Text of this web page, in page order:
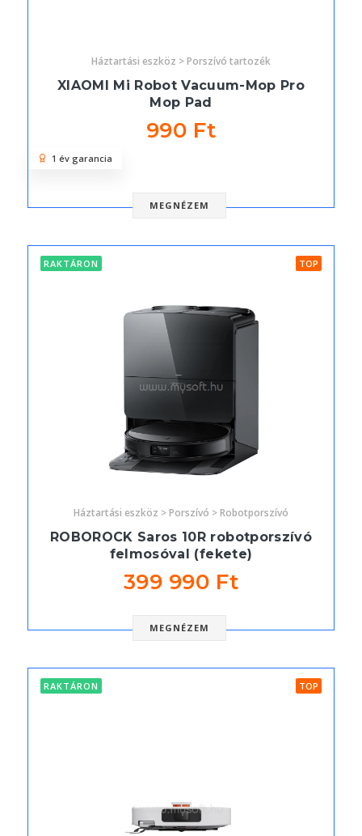
Háztartási eszköz > Porszívó tartozék
XIAOMI Mi Robot Vacuum-Mop Pro
Mop Pad
990 Ft
MEGNÉZEM
1 év garancia
RAKTÁRON TOP
Háztartási eszköz > Porszívó > Robotporszívó
ROBOROCK Saros 10R robotporszívó
felmosóval (fekete)
399 990 Ft
MEGNÉZEM
RAKTÁRON TOP